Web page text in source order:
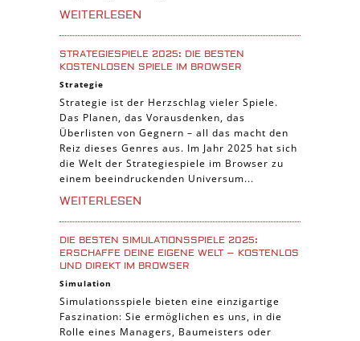
WEITERLESEN
STRATEGIESPIELE 2025: DIE BESTEN
KOSTENLOSEN SPIELE IM BROWSER
Strategie
Strategie ist der Herzschlag vieler Spiele.
Das Planen, das Vorausdenken, das
Überlisten von Gegnern – all das macht den
Reiz dieses Genres aus. Im Jahr 2025 hat sich
die Welt der Strategiespiele im Browser zu
einem beeindruckenden Universum...
WEITERLESEN
DIE BESTEN SIMULATIONSSPIELE 2025:
ERSCHAFFE DEINE EIGENE WELT – KOSTENLOS
UND DIREKT IM BROWSER
Simulation
Simulationsspiele bieten eine einzigartige
Faszination: Sie ermöglichen es uns, in die
Rolle eines Managers, Baumeisters oder